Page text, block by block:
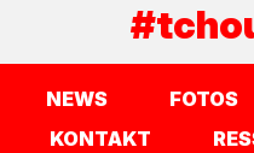
NEWS FOTOS
KONTAKT